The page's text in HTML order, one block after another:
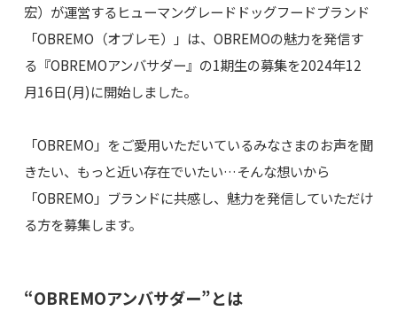
宏）が運営するヒューマングレードドッグフードブランド
「OBREMO（オブレモ）」は、OBREMOの魅力を発信す
る『OBREMOアンバサダー』の1期生の募集を2024年12
月16日(月)に開始しました。
「OBREMO」をご愛用いただいているみなさまのお声を聞
きたい、もっと近い存在でいたい…そんな想いから
「OBREMO」ブランドに共感し、魅力を発信していただけ
る方を募集します。
“OBREMOアンバサダー”とは